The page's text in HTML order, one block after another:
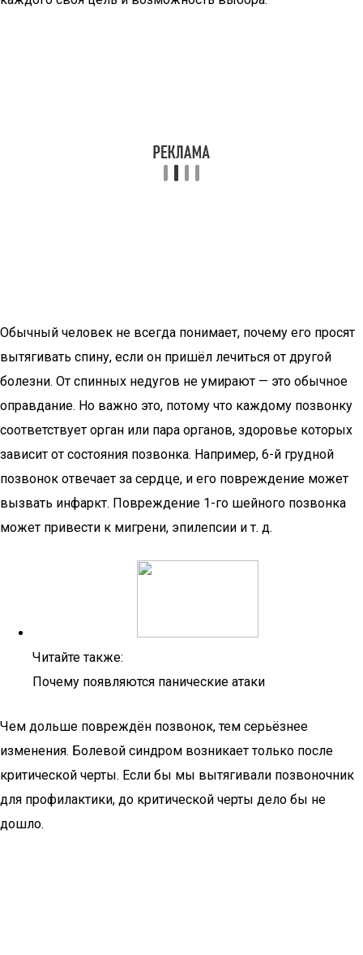
Обычный человек не всегда понимает, почему его просят
вытягивать спину, если он пришёл лечиться от другой
болезни. От спинных недугов не умирают — это обычное
оправдание. Но важно это, потому что каждому позвонку
соответствует орган или пара органов, здоровье которых
зависит от состояния позвонка. Например, 6-й грудной
позвонок отвечает за сердце, и его повреждение может
вызвать инфаркт. Повреждение 1-го шейного позвонка
может привести к мигрени, эпилепсии и т. д.
Читайте также:
Почему появляются панические атаки
Чем дольше повреждён позвонок, тем серьёзнее
изменения. Болевой синдром возникает только после
критической черты. Если бы мы вытягивали позвоночник
для профилактики, до критической черты дело бы не
дошло.